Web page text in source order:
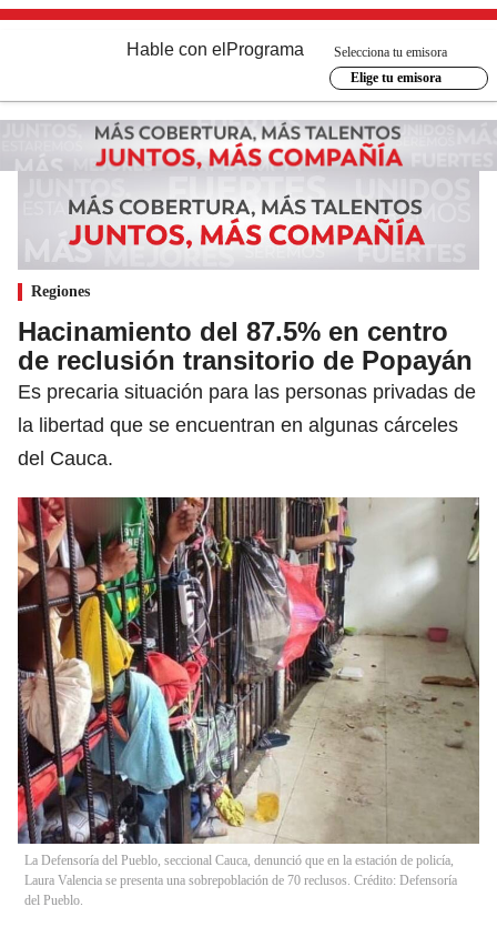
Hable con el Programa
Selecciona tu emisora
Elige tu emisora
Regiones
Hacinamiento del 87.5% en centro
de reclusión transitorio de Popayán
Es precaria situación para las personas privadas de
la libertad que se encuentran en algunas cárceles
del Cauca.
La Defensoría del Pueblo, seccional Cauca, denunció que en la estación de policía,
Laura Valencia se presenta una sobrepoblación de 70 reclusos. Crédito: Defensoría
del Pueblo.